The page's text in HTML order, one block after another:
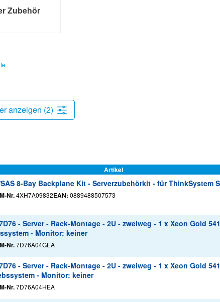
Zubehör
Alle Filter anzeigen (2)
Artikel
8-Bay Backplane Kit - Serverzubehörkit - für ThinkSystem
Nr.4XH7A09832EAN: 0889488507573
- Server - Rack-Montage - 2U - zweiweg - 1 x Xeon Gold
- Monitor: keiner
Nr.7D76A04GEA
- Server - Rack-Montage - 2U - zweiweg - 1 x Xeon Gold
- Monitor: keiner
Nr.7D76A04HEA